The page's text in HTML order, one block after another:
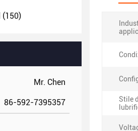
(150)
Mr. Chen
86-592-7395357
Stile